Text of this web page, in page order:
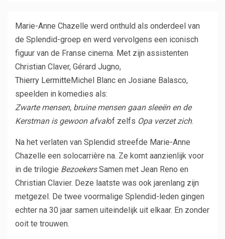
Marie-Anne Chazelle werd onthuld als onderdeel van
de Splendid-groep en werd vervolgens een iconisch
figuur van de Franse cinema. Met zijn assistenten
Christian Claver, Gérard Jugno,
Thierry Lermitte Michel Blanc en Josiane Balasco,
speelden in komedies als:
Zwarte mensen, bruine mensen gaan sleeën en de
Kerstman is gewoon afvalof zelfs Opa verzet zich.
Na het verlaten van Splendid streefde Marie-Anne
Chazelle een solocarrière na. Ze komt aanzienlijk voor
in de trilogie BezoekersSamen met Jean Reno en
Christian Clavier. Deze laatste was ook jarenlang zijn
metgezel. De twee voormalige Splendid-leden gingen
echter na 30 jaar samen uiteindelijk uit elkaar. En zonder
ooit te trouwen.